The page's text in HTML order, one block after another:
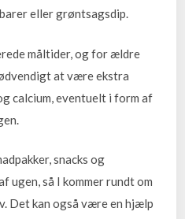
eller grøntsagsdip.
måltider, og for ældre
at være ekstra
calcium, eventuelt i form af
snacks og
ugen, så I kommer rundt om
Det kan også være en hjælp